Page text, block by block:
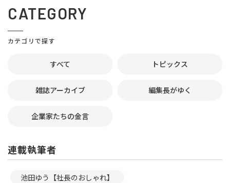
CATEGORY
カテゴリで探す
すべて トピックス
雑誌アーカイブ 編集長がゆく
企業家たちの金言
連載執筆者
池田ゆう【社長のおしゃれ】